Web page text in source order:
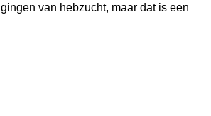
van hebzucht, maar dat is een